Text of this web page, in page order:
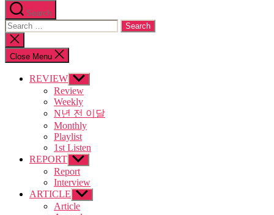
Search
Search
for:
Close
search
Close Menu
REVIEW Show
sub
menu
Review
Weekly
N년 전 이달
Monthly
Playlist
1st Listen
REPORT Show
sub
menu
Report
Interview
ARTICLE Show
sub
menu
Article